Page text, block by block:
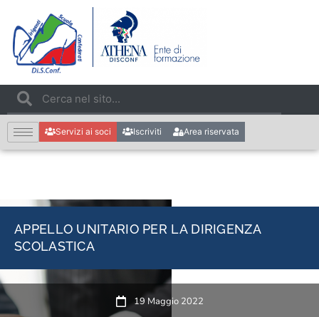
Servizi ai soci Iscriviti Area riservata
APPELLO UNITARIO PER LA DIRIGENZA
SCOLASTICA
19 Maggio 2022